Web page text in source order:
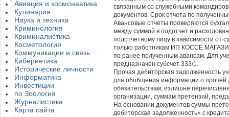
Авиация и космонавтика
Кулинария
Наука и техника
Криминология
Криминалистика
Косметология
Коммуникации и связь
Кибернетика
Исторические личности
Информатика
Инвестиции
по Зоология
Журналистика
Карта сайта
связанным со служебными
документов. Срок отчета по
Авансовые отчеты проверяются
между суммой в подотчет и
подотчетному лицу в зависимости от
только работникам ИП КОССЕ
по ранее полученным авансам. Для
предназначен субсчет 333/1.
Прочая дебиторская задолженность
для обобщения информации о прочей
обязательствам, излишне
организации, суммам претензий,
На основании документов суммы
дебиторская задолженность» с